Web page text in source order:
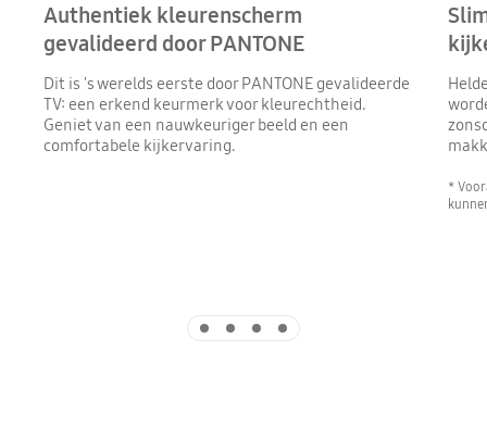
Authentiek kleurenscherm
gevalideerd door PANTONE
Dit is 's werelds eerste door PANTONE gevalideerde
TV: een erkend keurmerk voor kleurechtheid.
Geniet van een nauwkeuriger beeld en een
comfortabele kijkervaring.
*